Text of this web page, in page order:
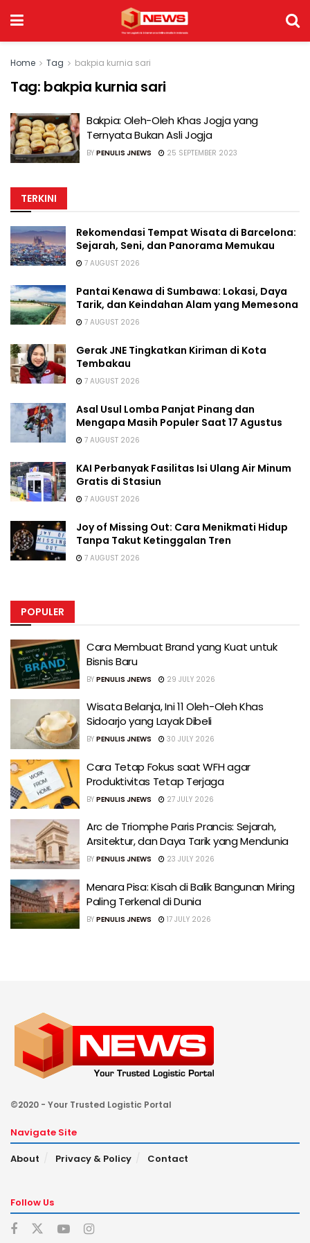
Home Tag bakpia kurnia sari
Tag: bakpia kurnia sari
Bakpia: Oleh-Oleh Khas Jogja yang
Ternyata Bukan Asli Jogja
BY PENULIS JNEWS 25 SEPTEMBER 2023
TERKINI
Rekomendasi Tempat Wisata di Barcelona:
Sejarah, Seni, dan Panorama Memukau
7 AUGUST 2026
Pantai Kenawa di Sumbawa: Lokasi, Daya
Tarik, dan Keindahan Alam yang Memesona
7 AUGUST 2026
Gerak JNE Tingkatkan Kiriman di Kota
Tembakau
7 AUGUST 2026
Asal Usul Lomba Panjat Pinang dan
Mengapa Masih Populer Saat 17 Agustus
7 AUGUST 2026
KAI Perbanyak Fasilitas Isi Ulang Air Minum
Gratis di Stasiun
7 AUGUST 2026
Joy of Missing Out: Cara Menikmati Hidup
Tanpa Takut Ketinggalan Tren
7 AUGUST 2026
POPULER
Cara Membuat Brand yang Kuat untuk
Bisnis Baru
BY PENULIS JNEWS 29 JULY 2026
Wisata Belanja, Ini 11 Oleh-Oleh Khas
Sidoarjo yang Layak Dibeli
BY PENULIS JNEWS 30 JULY 2026
Cara Tetap Fokus saat WFH agar
Produktivitas Tetap Terjaga
BY PENULIS JNEWS 27 JULY 2026
Arc de Triomphe Paris Prancis: Sejarah,
Arsitektur, dan Daya Tarik yang Mendunia
BY PENULIS JNEWS 23 JULY 2026
Menara Pisa: Kisah di Balik Bangunan Miring
Paling Terkenal di Dunia
BY PENULIS JNEWS 17 JULY 2026
©2020 - Your Trusted Logistic Portal
Navigate Site
About
Privacy & Policy Contact
Follow Us